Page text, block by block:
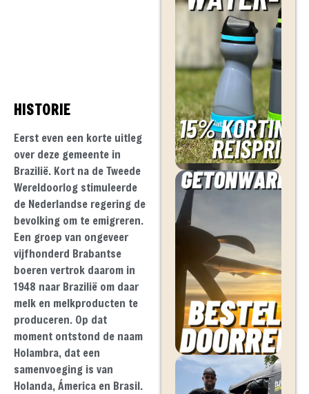
HISTORIE
Eerst even een korte uitleg
over deze gemeente in
Brazilië. Kort na de Tweede
Wereldoorlog stimuleerde
de Nederlandse regering de
bevolking om te emigreren.
Een groep van ongeveer
vijfhonderd Brabantse
boeren vertrok daarom in
1948 naar Brazilië om daar
melk en melkproducten te
produceren. Op dat
moment ontstond de naam
Holambra, dat een
samenvoeging is van
Holanda, Ámerica en Brasil.